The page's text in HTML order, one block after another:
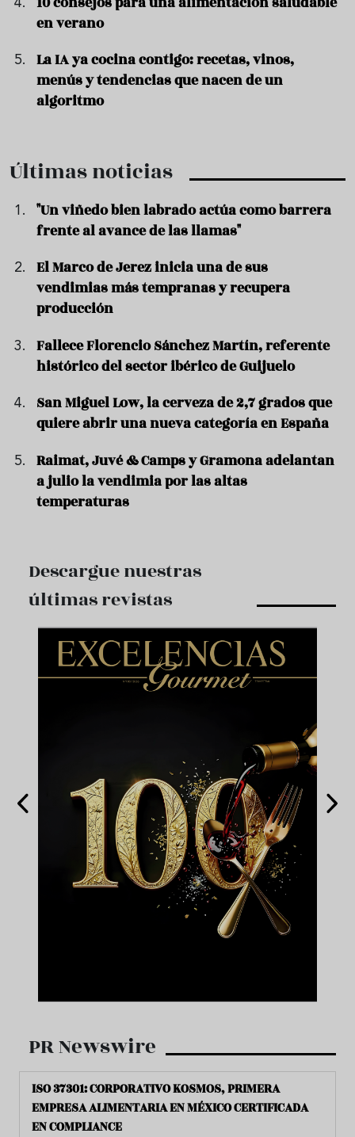
en verano
La IA ya cocina contigo: recetas, vinos,
menús y tendencias que nacen de un
algoritmo
Últimas noticias
"Un viñedo bien labrado actúa como barrera
frente al avance de las llamas"
El Marco de Jerez inicia una de sus
vendimias más tempranas y recupera
producción
Fallece Florencio Sánchez Martín, referente
histórico del sector ibérico de Guijuelo
San Miguel Low, la cerveza de 2,7 grados que
quiere abrir una nueva categoría en España
Raimat, Juvé & Camps y Gramona adelantan
a julio la vendimia por las altas
temperaturas
Descargue nuestras
últimas revistas
PR Newswire
ISO 37301: CORPORATIVO KOSMOS, PRIMERA
EMPRESA ALIMENTARIA EN MÉXICO CERTIFICADA
EN COMPLIANCE